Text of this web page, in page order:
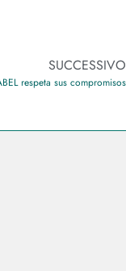
SUCCESSIVO
respeta sus compromisos